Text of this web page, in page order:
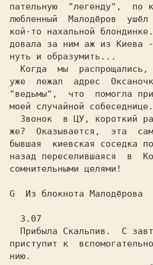
пательную  "легенду",  по
любленный  Малодёров
кой-то нахальной
довала за ним аж из Киева
нуть и образумить...
уже  лежал  адрес
"ведьмы",  что  помогла
моей случайной собеседнице.
же?  Оказывается,  эта
бывшая  киевская соседка
сомнительными целями!
G Из блокнота Малодёрова
Прибыла Скальпив.  С
приступит к
нию.